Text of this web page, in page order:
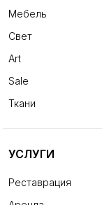
Мебель
Свет
Art
Sale
Ткани
УСЛУГИ
Реставрация